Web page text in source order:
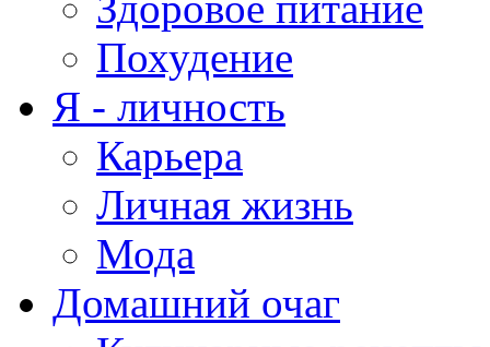
Похудение
Я - личность
Карьера
Личная жизнь
Мода
Домашний очаг